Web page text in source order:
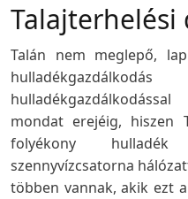
Talajterhelési
Talán nem meglepő,
mondat erejéig, hiszen
folyékony hulladék
szennyvízcsatorna
többen vannak, akik ezt